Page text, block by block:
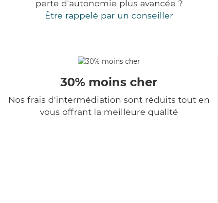
perte d'autonomie plus avancée ?
Être rappelé par un conseiller
30% moins cher
Nos frais d'intermédiation sont réduits tout en
vous offrant la meilleure qualité